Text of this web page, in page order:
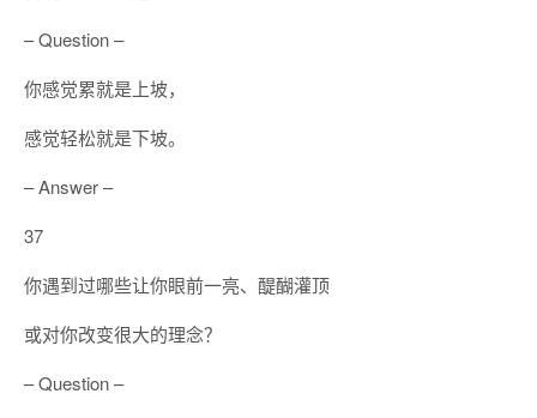
– Question –
你感觉累就是上坡，
感觉轻松就是下坡。
– Answer –
37
你遇到过哪些让你眼前一亮、醍醐灌顶
或对你改变很大的理念？
– Question –